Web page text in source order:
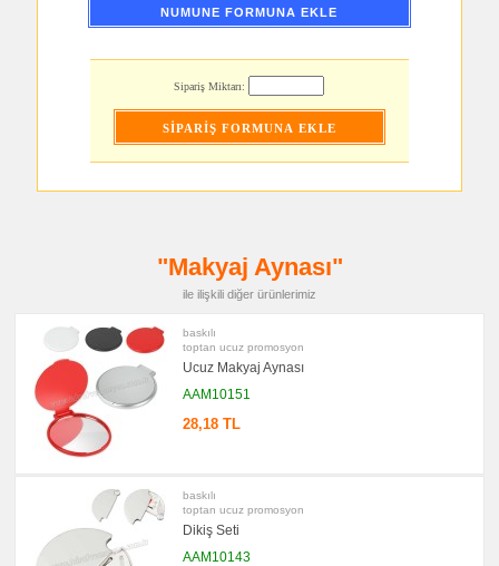
NUMUNE FORMUNA EKLE
Sipariş Miktarı:
"Makyaj Aynası"
ile ilişkili diğer ürünlerimiz
baskılı
toptan ucuz promosyon
Ucuz Makyaj Aynası
AAM10151
28,18 TL
baskılı
toptan ucuz promosyon
Dikiş Seti
AAM10143
promosyon
Bellek
Seti
promosyon
Takvim
Bloknot
promosyon
Bardak
Altlığı
Tabağı
promosyon
Evrak
Çantası